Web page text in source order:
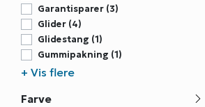
Garantisparer (3)
Glider (4)
Glidestang (1)
Gummipakning (1)
Holder (2)
Tilgangsstykke (1)
+ Vis flere
Farve